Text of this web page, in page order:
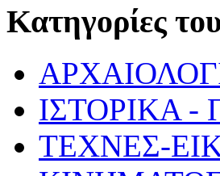
Κατηγορίες
ΙΣΤΟΡΙΚΑ
ΤΕΧΝΕΣ-